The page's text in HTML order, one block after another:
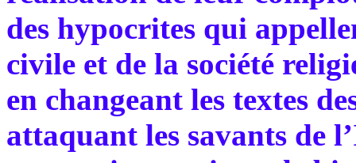
des hypocrites qui
civile et de la société
en changeant les textes
attaquant les savants de